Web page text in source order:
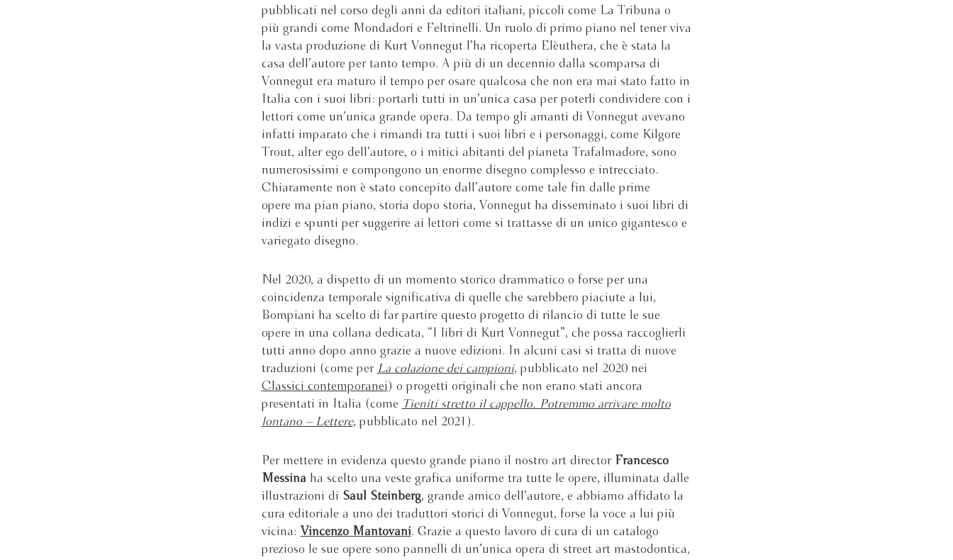
pubblicati nel corso degli anni da editori italiani, piccoli come La Tribuna o
più grandi come Mondadori e Feltrinelli. Un ruolo di primo piano nel tener viva
la vasta produzione di Kurt Vonnegut l’ha ricoperta Elèuthera, che è stata la
casa dell’autore per tanto tempo. A più di un decennio dalla scomparsa di
Vonnegut era maturo il tempo per osare qualcosa che non era mai stato fatto in
Italia con i suoi libri: portarli tutti in un’unica casa per poterli condividere con i
lettori come un’unica grande opera. Da tempo gli amanti di Vonnegut avevano
infatti imparato che i rimandi tra tutti i suoi libri e i personaggi, come Kilgore
Trout, alter ego dell’autore, o i mitici abitanti del pianeta Trafalmadore, sono
numerosissimi e compongono un enorme disegno complesso e intrecciato.
Chiaramente non è stato concepito dall’autore come tale fin dalle prime
opere ma pian piano, storia dopo storia, Vonnegut ha disseminato i suoi libri di
indizi e spunti per suggerire ai lettori come si trattasse di un unico gigantesco e
variegato disegno.
Nel 2020, a dispetto di un momento storico drammatico o forse per una
coincidenza temporale significativa di quelle che sarebbero piaciute a lui,
Bompiani ha scelto di far partire questo progetto di rilancio di tutte le sue
opere in una collana dedicata, “I libri di Kurt Vonnegut”, che possa raccoglierli
tutti anno dopo anno grazie a nuove edizioni. In alcuni casi si tratta di nuove
traduzioni (come per La colazione dei campioni, pubblicato nel 2020 nei
Classici contemporanei ) o progetti originali che non erano stati ancora
presentati in Italia (come Tieniti stretto il cappello. Potremmo arrivare molto
lontano – Lettere, pubblicato nel 2021).
Per mettere in evidenza questo grande piano il nostro art director Francesco
Messina ha scelto una veste grafica uniforme tra tutte le opere, illuminata dalle
illustrazioni di Saul Steinberg, grande amico dell’autore, e abbiamo affidato la
cura editoriale a uno dei traduttori storici di Vonnegut, forse la voce a lui più
vicina: Vincenzo Mantovani. Grazie a questo lavoro di cura di un catalogo
prezioso le sue opere sono pannelli di un’unica opera di street art mastodontica,